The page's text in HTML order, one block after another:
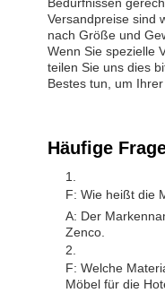
Versandpreise sind
nach Größe und
Wenn Sie spezielle
teilen Sie uns dies
Bestes tun, um
Häufige
F: Wie heißt die
A: Der
Zenco.
F: Welche
Möbel für die